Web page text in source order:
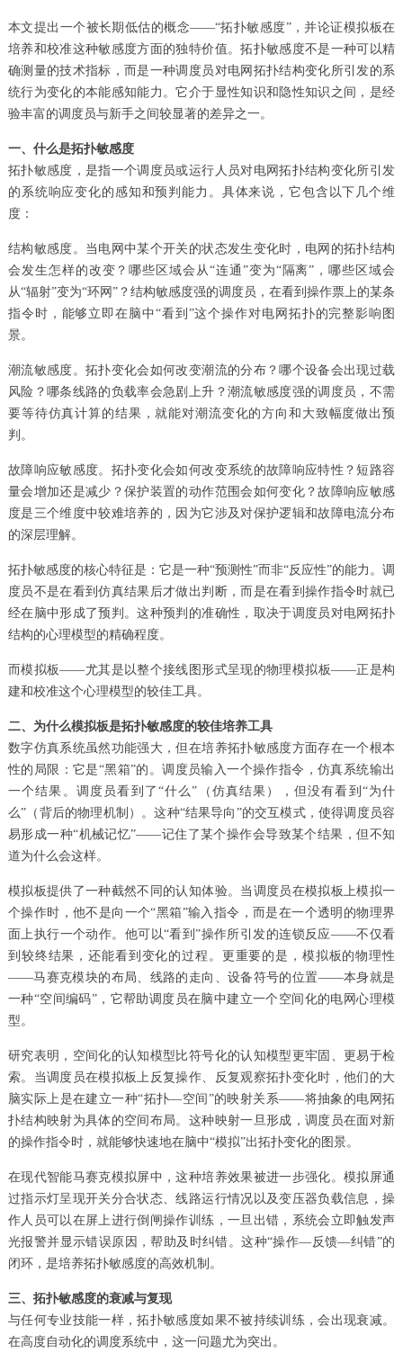
本文提出一个被长期低估的概念——“拓扑敏感度”，并论证模拟板在
培养和校准这种敏感度方面的独特价值。拓扑敏感度不是一种可以精
确测量的技术指标，而是一种调度员对电网拓扑结构变化所引发的系
统行为变化的本能感知能力。它介于显性知识和隐性知识之间，是经
验丰富的调度员与新手之间较显著的差异之一。
一、什么是拓扑敏感度
拓扑敏感度，是指一个调度员或运行人员对电网拓扑结构变化所引发
的系统响应变化的感知和预判能力。具体来说，它包含以下几个维
度：
结构敏感度。当电网中某个开关的状态发生变化时，电网的拓扑结构
会发生怎样的改变？哪些区域会从“连通”变为“隔离”，哪些区域会
从“辐射”变为“环网”？结构敏感度强的调度员，在看到操作票上的某条
指令时，能够立即在脑中“看到”这个操作对电网拓扑的完整影响图
景。
潮流敏感度。拓扑变化会如何改变潮流的分布？哪个设备会出现过载
风险？哪条线路的负载率会急剧上升？潮流敏感度强的调度员，不需
要等待仿真计算的结果，就能对潮流变化的方向和大致幅度做出预
判。
故障响应敏感度。拓扑变化会如何改变系统的故障响应特性？短路容
量会增加还是减少？保护装置的动作范围会如何变化？故障响应敏感
度是三个维度中较难培养的，因为它涉及对保护逻辑和故障电流分布
的深层理解。
拓扑敏感度的核心特征是：它是一种“预测性”而非“反应性”的能力。调
度员不是在看到仿真结果后才做出判断，而是在看到操作指令时就已
经在脑中形成了预判。这种预判的准确性，取决于调度员对电网拓扑
结构的心理模型的精确程度。
而模拟板——尤其是以整个接线图形式呈现的物理模拟板——正是构
建和校准这个心理模型的较佳工具。
二、为什么模拟板是拓扑敏感度的较佳培养工具
数字仿真系统虽然功能强大，但在培养拓扑敏感度方面存在一个根本
性的局限：它是“黑箱”的。调度员输入一个操作指令，仿真系统输出
一个结果。调度员看到了“什么”（仿真结果），但没有看到“为什
么”（背后的物理机制）。这种“结果导向”的交互模式，使得调度员容
易形成一种“机械记忆”——记住了某个操作会导致某个结果，但不知
道为什么会这样。
模拟板提供了一种截然不同的认知体验。当调度员在模拟板上模拟一
个操作时，他不是向一个“黑箱”输入指令，而是在一个透明的物理界
面上执行一个动作。他可以“看到”操作所引发的连锁反应——不仅看
到较终结果，还能看到变化的过程。更重要的是，模拟板的物理性
——马赛克模块的布局、线路的走向、设备符号的位置——本身就是
一种“空间编码”，它帮助调度员在脑中建立一个空间化的电网心理模
型。
研究表明，空间化的认知模型比符号化的认知模型更牢固、更易于检
索。当调度员在模拟板上反复操作、反复观察拓扑变化时，他们的大
脑实际上是在建立一种“拓扑—空间”的映射关系——将抽象的电网拓
扑结构映射为具体的空间布局。这种映射一旦形成，调度员在面对新
的操作指令时，就能够快速地在脑中“模拟”出拓扑变化的图景。
在现代智能马赛克模拟屏中，这种培养效果被进一步强化。模拟屏通
过指示灯呈现开关分合状态、线路运行情况以及变压器负载信息，操
作人员可以在屏上进行倒闸操作训练，一旦出错，系统会立即触发声
光报警并显示错误原因，帮助及时纠错。这种“操作—反馈—纠错”的
闭环，是培养拓扑敏感度的高效机制。
三、拓扑敏感度的衰减与复现
与任何专业技能一样，拓扑敏感度如果不被持续训练，会出现衰减。
在高度自动化的调度系统中，这一问题尤为突出。